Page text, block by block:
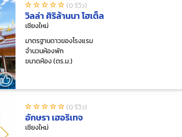
(0 รีวิว)
วิลล่า ศิริล้านนา โฮเต็ล
เชียงใหม่
มาตรฐานดาวของโรงแรม
จำนวนห้องพัก
ขนาดห้อง (ตร.ม.)
(0 รีวิว)
อักษรา เฮอริเทจ
เชียงใหม่